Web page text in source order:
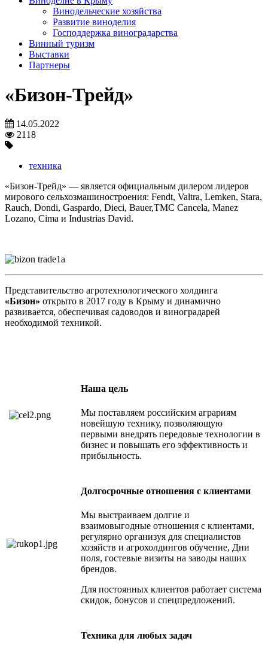
Винодельческие хозяйства
Развитие виноделия
Господдержка виноградарства
Винный туризм
Выставки
Партнеры
«Бизон-Трейд»
14.05.2022
2118
техника
«Бизон-Трейд» — является официальным дилером лидеров
мирового сельхозмашиностроения: Fendt, Valtra, Lemken, Stara,
Rauch, Dondi, Gaspardo, Dieci, Bauer,TMC Cancela, Manez
Lozano, Cima и Industrias David.
Представительство агротехнологического холдинга
«Бизон» открыто в 2017 году в Крыму и динамично
развивается, обеспечивая садоводов и виноградарей
необходимой техникой.
Наша цель
Мы поставляем российским аграриям
новейшую технику, позволяющую
первыми внедрять передовые технологии в
бизнес и повышать его эффективность и
прибыльность.
Долгосрочные отношения с клиентами
Мы выстраиваем долгие и
взаимовыгодные отношения с клиентами,
регулярно организуя для специалистов
хозяйств и агрохолдингов обучение, Дни
поля, гостевые визиты на заводы наших
брендов.
Для постоянных клиентов работает система
скидок, бонусов и спецпредложений.
Техника для любых задач